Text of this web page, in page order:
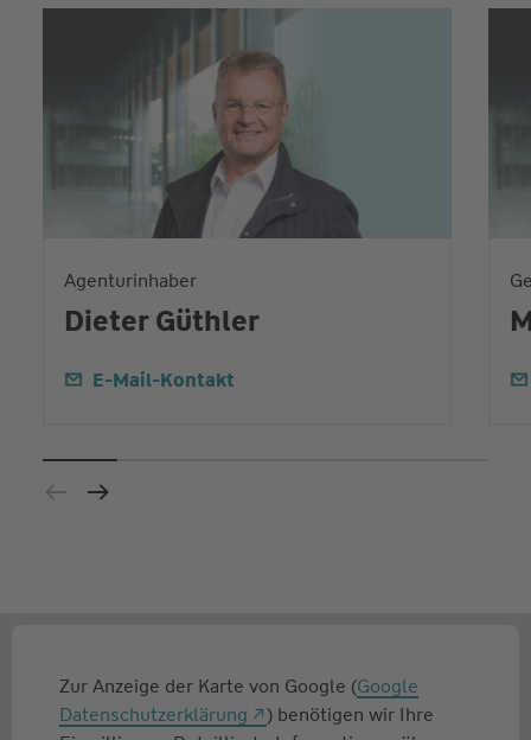
Agenturinhaber
Dieter Güthler
E-Mail-Kontakt
Zur Anzeige der Karte von Google (Google
Datenschutzerklärung
) benötigen wir Ihre